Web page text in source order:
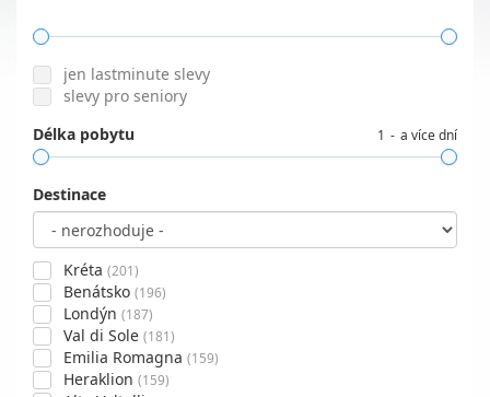
jen lastminute slevy
slevy pro seniory
Délka pobytu
1 a více dní
Destinace
Kréta (201)
Benátsko (196)
Londýn (187)
Val di Sole (181)
Emilia Romagna (159)
Heraklion (159)